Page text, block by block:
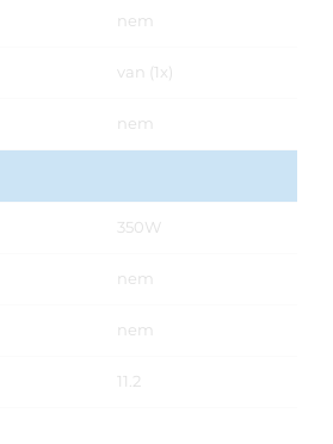
nem
van (1x)
nem
350W
nem
nem
11.2